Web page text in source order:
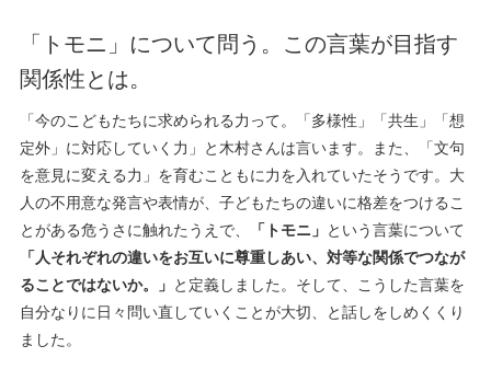
「トモニ」について問う。この言葉が目指す
関係性とは。
「今のこどもたちに求められる力って。「多様性」「共生」「想
定外」に対応していく力」と木村さんは言います。また、「文句
を意見に変える力」を育むこともに力を入れていたそうです。大
人の不用意な発言や表情が、子どもたちの違いに格差をつけるこ
とがある危うさに触れたうえで、
「トモニ」 という言葉について
「人それぞれの違いをお互いに尊重しあい、対等な関係でつなが
ることではないか。」 と定義しました。そして、こうした言葉を
自分なりに日々問い直していくことが大切、と話しをしめくくり
ました。